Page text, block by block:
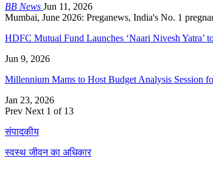
BB News Jun 11, 2026
Mumbai, June 2026: Preganews, India's No. 1
HDFC Mutual Fund Launches ‘Naari Nivesh Yatra’
Jun 9, 2026
Millennium Mams to Host Budget Analysis Session
Jan 23, 2026
Prev Next 1 of 13
संपादकीय
स्वस्थ जीवन का अधिकार